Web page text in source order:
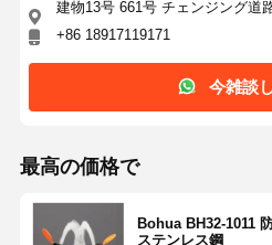
カスタマイズされた眼洗剤
眼洗剤の交換部品
建物13号 661号 チェンジング道
+86 18917119171
今雑談
最高の価格で
Bohua BH32-1011
ステンレス鋼